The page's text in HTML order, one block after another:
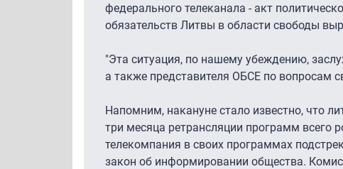
федерального телеканала - акт
обязательств Литвы в области свободы
"Эта ситуация, по нашему убеждению,
а также представителя ОБСЕ по вопросам
Напомним, накануне стало известно, что
три месяца ретрансляции программ всего
телекомпания в своих программах
закон об информировании общества.